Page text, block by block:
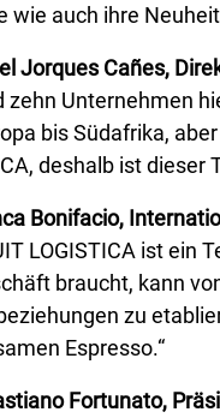
wie auch ihre
Jorques Cañes,
zehn Unternehmen
bis Südafrika,
deshalb ist dieser
Bonifacio,
LOGISTICA ist
braucht, kann
zu
Espresso.“
Fortunato,